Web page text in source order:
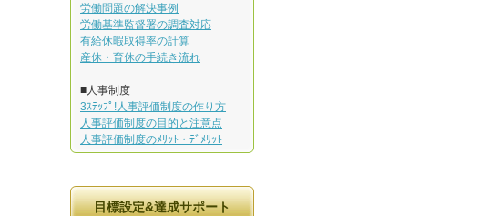
労働問題の解決事例
労働基準監督署の調査対応
有給休暇取得率の計算
産休・育休の手続き流れ
■人事制度
3ｽﾃｯﾌﾟ!人事評価制度の作り方
人事評価制度の目的と注意点
人事評価制度のﾒﾘｯﾄ・ﾃﾞﾒﾘｯﾄ
目標設定&達成サポート